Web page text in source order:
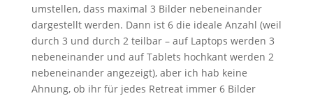
umstellen, dass maximal 3 Bilder nebeneinander
dargestellt werden. Dann ist 6 die ideale Anzahl (weil
durch 3 und durch 2 teilbar – auf Laptops werden 3
nebeneinander und auf Tablets hochkant werden 2
nebeneinander angezeigt), aber ich hab keine
Ahnung, ob ihr für jedes Retreat immer 6 Bilder